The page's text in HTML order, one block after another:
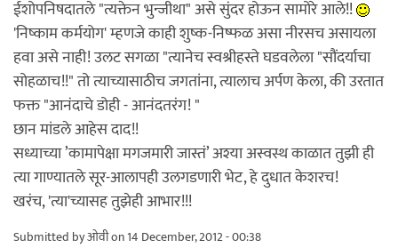
ईशोपनिषदातले "त्यक्तेन भुन्जीथा" असे सुंदर होऊन सामोरे आले!!
'निष्काम कर्मयोग' म्हणजे काही शुष्क-निष्फळ असा नीरसच असायला
हवा असे नाही! उलट सगळा "त्यानेच स्वश्रीहस्ते घडवलेला "सौंदर्याचा
सोहळाच!!" तो त्याच्यासाठीच जगतांना, त्यालाच अर्पण केला, की उरतात
फक्त "आनंदाचे डोही - आनंदतरंग! "
छान मांडले आहेस दाद!!
सध्याच्या ’कामापेक्षा मगजमारी जास्तं’ अश्या अस्वस्थ काळात तुझी ही
त्या गाण्यातले सूर-आलापही उलगडणारी भेट, हे दुधात केशरच!
खरंच, 'त्या'च्यासह तुझेही आभार!!!
Submitted byओवीon 14 December, 2012 - 00:38